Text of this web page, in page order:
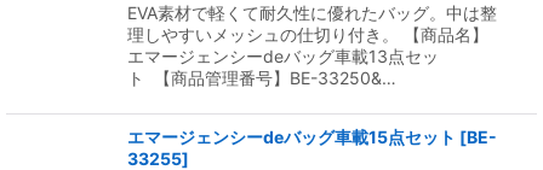
EVA素材で軽くて耐久性に優れたバッグ。中は整
理しやすいメッシュの仕切り付き。 【商品名】
エマージェンシーdeバッグ車載13点セッ
ト 【商品管理番号】BE-33250&…
エマージェンシーdeバッグ車載15点セット [BE-
33255]